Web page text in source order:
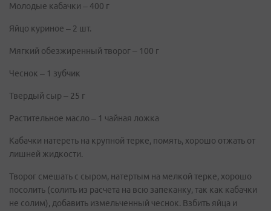
Молодые кабачки – 400 г
Яйцо куриное – 2 шт.
Мягкий обезжиренный творог – 100 г
Чеснок – 1 зубчик
Твердый сыр – 25 г
Растительное масло – 1 чайная ложка
Кабачки натереть на крупной терке, помять, хорошо отжать от
лишней жидкости.
Творог смешать с сыром, натертым на мелкой терке, хорошо
посолить (солить из расчета на всю запеканку, так как кабачки
не солим), добавить измельченный чеснок. Взбить яйца и